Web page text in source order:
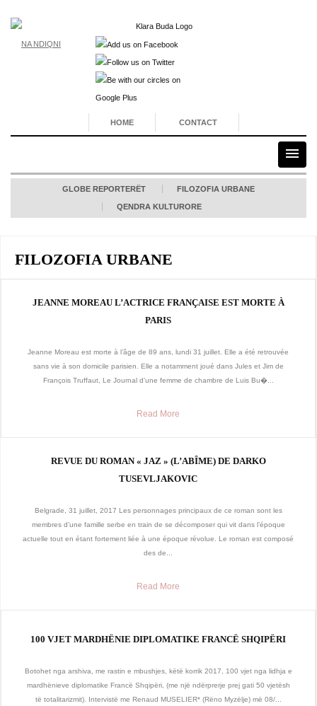
NA NDIQNI
HOME CONTACT
GLOBE REPORTERËT FILOZOFIA URBANE
QENDRA KULTURORE
FILOZOFIA URBANE
JEANNE MOREAU L’ACTRICE FRANÇAISE EST MORTE À
PARIS
Jeanne Moreau est morte à l’âge de 89 ans, lundi 31 juillet. Elle a été retrouvée
sans vie à son domicile parisien. Elle a notamment joué dans Jules et Jim de
François Truffaut, Le Journal d’une femme de chambre de Luis Bu�...
Read More
REVUE DU ROMAN « JAZ » (L’ABÎME) DE DARKO
TUSEVLJAKOVIC
Belgrade, 31 juillet, 2017 Les personnages principaux de ce roman sont les
membres d’une famille serbe en train de se décomposer qui vit dans l’époque
actuelle tout en étant fortement liée à une époque révolue. Le roman est composé
des de...
Read More
100 VJET MARDHËNIE DIPLOMATIKE FRANCË SHQIPËRI
Botohet nga arshiva, me rastin e mbushjes, këtë korrik 2017, 100 vjet nga lidhja e
mardhënieve diplomatike Francë Shqipëri, (me një ndërprerje prej gati 50 vjetësh
të totalitarizmit). Intervistë me Renaud MUSELIER* (Rëno Myzëlje) më 08/...